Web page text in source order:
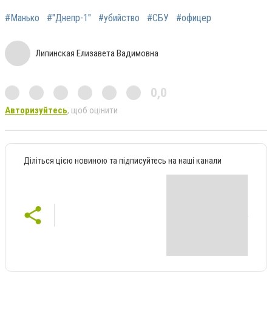
#Манько #"Днепр-1" #убийство #СБУ #офицер
Липинская Елизавета Вадимовна
0,0
Авторизуйтесь, щоб оцінити
Діліться цією новиною та підписуйтесь на наші канали